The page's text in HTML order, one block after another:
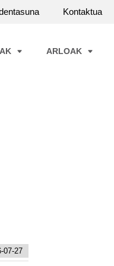
Kontaktua
ARLOAK
07-27